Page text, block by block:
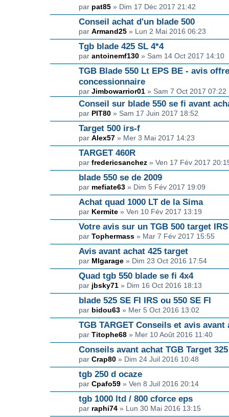
par pat85 » Dim 17 Déc 2017 21:42
Conseil achat d'un blade 500
par Armand25 » Lun 2 Mai 2016 06:23
Tgb blade 425 SL 4*4
par antoinemf130 » Sam 14 Oct 2017 14:10
TGB Blade 550 Lt EPS BE - avis offre
concessionnaire
par Jimbowarrior01 » Sam 7 Oct 2017 07:22
Conseil sur blade 550 se fi avant
par PIT80 » Sam 17 Juin 2017 18:52
Target 500 irs-f
par Alex57 » Mer 3 Mai 2017 14:23
TARGET 460R
par fredericsanchez » Ven 17 Fév 2017
blade 550 se de 2009
par mefiate63 » Dim 5 Fév 2017 19:09
Achat quad 1000 LT de la Sima
par Kermite » Ven 10 Fév 2017 13:19
Votre avis sur un TGB 500 target
par Tophermass » Mar 7 Fév 2017 15:55
Avis avant achat 425 target
par Mlgarage » Dim 23 Oct 2016 17:54
Quad tgb 550 blade se fi 4x4
par jbsky71 » Dim 16 Oct 2016 18:13
blade 525 SE FI IRS ou 550 SE FI
par bidou63 » Mer 5 Oct 2016 13:02
TGB TARGET Conseils et avis avant
par Titophe68 » Mer 10 Août 2016 11:40
Conseils avant achat TGB Target 325
par Crap80 » Dim 24 Juil 2016 10:48
tgb 250 d ocaze
par Cpafo59 » Ven 8 Juil 2016 20:14
tgb 1000 ltd / 800 cforce eps
par raphi74 » Lun 30 Mai 2016 13:15